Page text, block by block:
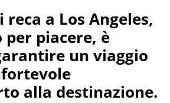
reca a Los Angeles,
per piacere, è
un viaggio
alla destinazione.